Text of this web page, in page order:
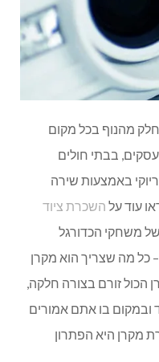
מהנוף בכל מקום
בבתי חולים
באמצעות שירה
עוד על השכרת ציוד
משחקי הכדורגל
כל מה שצריך הוא מקרן
הכול זורם בצורה חלקה,
בו אתם אמורים
מקרן היא הפתרון